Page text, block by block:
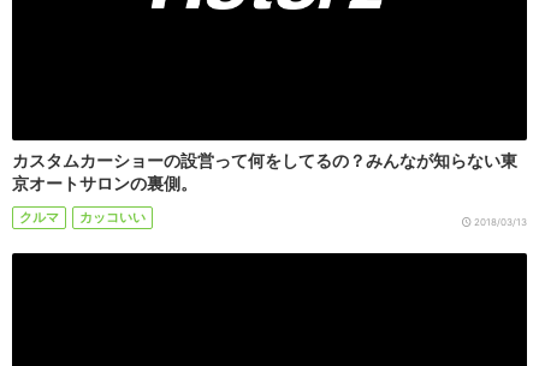
カスタムカーショーの設営って何をしてるの？みんなが知らない東
京オートサロンの裏側。
クルマ カッコいい 2018/03/13